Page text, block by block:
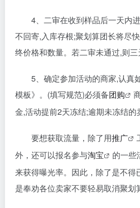
4、二审在收到样品后一天内
不回寄,入库存根;聚划算团长将尽
终价格和数量。若二审未通过,则三
5、确定参加活动的商家,认真
模板》。(填写规范)必须备团购
金,活动提前2天冻结;逾期未冻结的
要想获取流量，除了用推广
外，还可以报名参与淘宝
的一些
来获得曝光率。因此，除了是不得
是奉劝各位卖家不要轻易取消聚划